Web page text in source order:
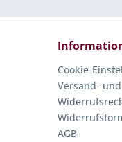
Cookie-
Versand-
AGB